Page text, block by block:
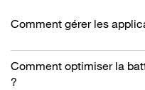
Comment gérer les
Comment optimiser la
?